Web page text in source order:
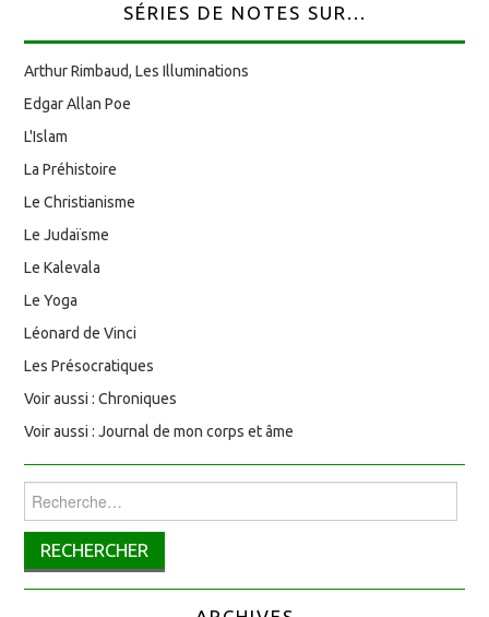
SÉRIES DE NOTES SUR...
Arthur Rimbaud, Les Illuminations
Edgar Allan Poe
L'Islam
La Préhistoire
Le Christianisme
Le Judaïsme
Le Kalevala
Le Yoga
Léonard de Vinci
Les Présocratiques
Voir aussi : Chroniques
Voir aussi : Journal de mon corps et âme
Rechercher :